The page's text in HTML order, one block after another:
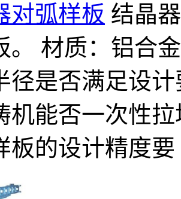
对弧样板 结晶
。 材质：铝合
径是否满足设
机能否一次性
板的设计精度要